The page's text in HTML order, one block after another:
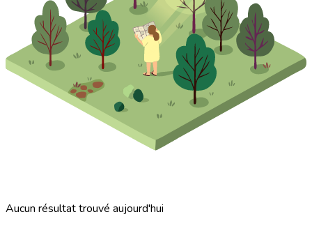
Aucun résultat trouvé aujourd'hui